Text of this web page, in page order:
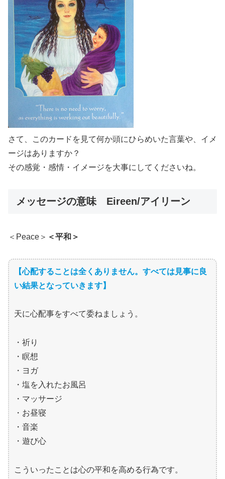
さて、このカードを見て何か頭にひらめいた言葉や、イメ
ージはありますか？
その感覚・感情・イメージを大事にしてくださいね。
メッセージの意味 Eireen/アイリーン
＜Peace＞ ＜平和＞
【心配することは全くありません。すべては見事に良
い結果となっていきます】
天に心配事をすべて委ねましょう。
・祈り
・瞑想
・ヨガ
・塩を入れたお風呂
・マッサージ
・お昼寝
・音楽
・遊び心
こういったことは心の平和を高める行為です。